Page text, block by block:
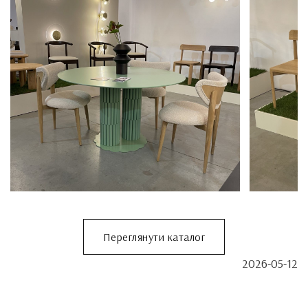
Переглянути каталог
2026-05-12